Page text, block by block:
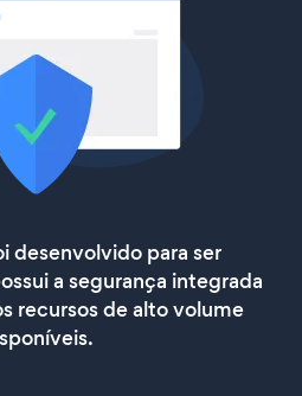
desenvolvido para ser
a segurança integrada
recursos de alto volume